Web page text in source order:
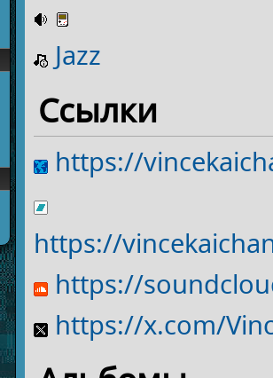
Jazz
Ссылки
https://
https://
https://
https://x.com/